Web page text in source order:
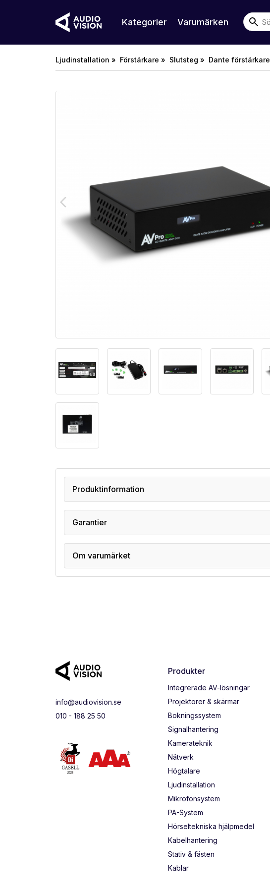
Kategorier Varumärken
Ljudinstallation » Förstärkare » Slutsteg » Dante förstärkare
arrow_back_ios
Produktinformation
Garantier
Om varumärket
info@audiovision.se
010 - 188 25 50
Produkter
Integrerade AV-lösningar
Projektorer & skärmar
Bokningssystem
Signalhantering
Kamerateknik
Nätverk
Högtalare
Ljudinstallation
Mikrofonsystem
PA-System
Hörseltekniska hjälpmedel
Kabelhantering
Stativ & fästen
Kablar